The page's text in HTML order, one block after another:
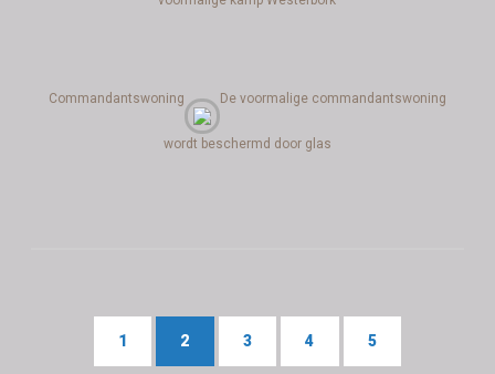
Commandantswoning De voormalige commandantswoning
wordt beschermd door glas
1 2 3 4 5